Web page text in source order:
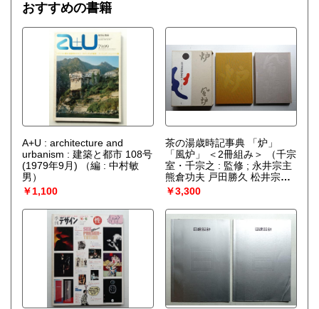
おすすめの書籍
A+U : architecture and
urbanism : 建築と都市 108号
(1979年9月)
（編 : 中村敏
男）
￥1,100
茶の湯歳時記事典 「炉」
「風炉」 ＜2冊組み＞
（千宗
室・千宗之 : 監修 ; 永井宗主
熊倉功夫 戸田勝久 松井宗新
赤沼多生 多田侑史 辻義一 筒
井紘一 芳賀幸四郎 : 編集委員
; 井上雅博 永井宗主 永島福太
郎 奥田正叡 横井謙二郎 花輪
宗恵 関野克 久田宗也 宮川祐
宏 金ケ崎宗伸 熊倉功夫 桑山
道明 原田青珠庵 古賀健藏 戸
田勝久 黒田宗光 佐方宗礼 細
川護貞 三田富子 山田宗囲 若
原英式 小田栄一 松井宗新 松
浦章 松尾宗典 上田宗啊 織田
￥3,300